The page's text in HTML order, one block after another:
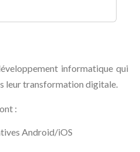
informatique qui
leur transformation digitale.
:
Android/iOS